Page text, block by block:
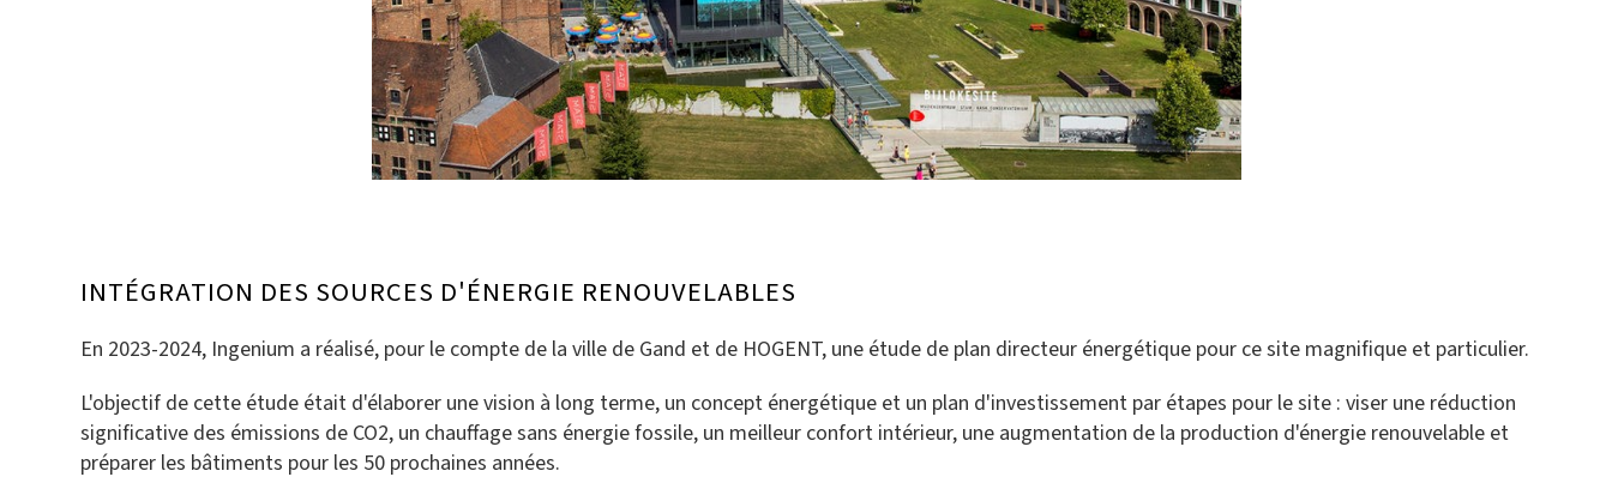
INTÉGRATION DES SOURCES D'ÉNERGIE RENOUVELABLES
En 2023-2024, Ingenium a réalisé, pour le compte de la ville de Gand et de HOGENT, une étude de plan directeur énergétique pour ce site magnifique et particulier.
L'objectif de cette étude était d'élaborer une vision à long terme, un concept énergétique et un plan d'investissement par étapes pour le site : viser une réduction
significative des émissions de CO2, un chauffage sans énergie fossile, un meilleur confort intérieur, une augmentation de la production d'énergie renouvelable et
préparer les bâtiments pour les 50 prochaines années.